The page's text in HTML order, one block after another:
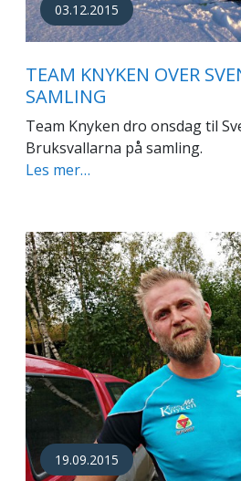
03.12.2015
TEAM KNYKEN OVER
SAMLING
Team Knyken dro onsdag til
Bruksvallarna på samling.
Les mer…
19.09.2015